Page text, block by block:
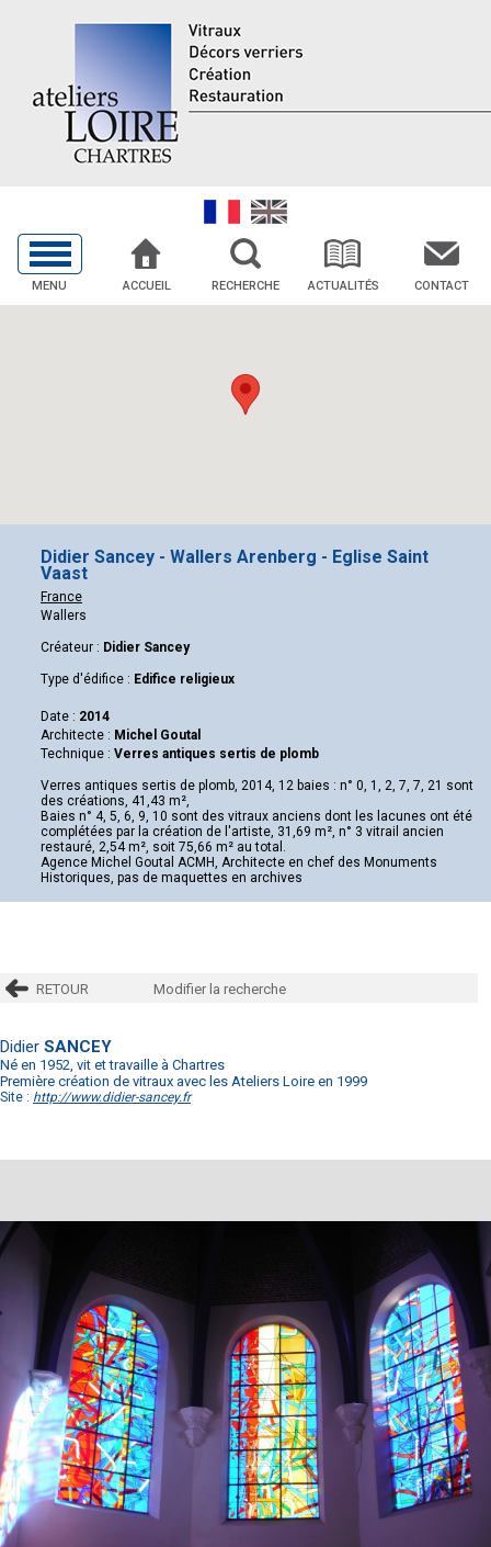
MENU ACCUEIL RECHERCHE ACTUALITÉS CONTACT
Didier Sancey - Wallers Arenberg - Eglise Saint
Vaast
France
Wallers
Créateur : Didier Sancey
Type d'édifice : Edifice religieux
Date : 2014
Architecte : Michel Goutal
Technique : Verres antiques sertis de plomb
Verres antiques sertis de plomb, 2014, 12 baies : n° 0, 1, 2, 7, 7, 21 sont
des créations, 41,43 m²,
Baies n° 4, 5, 6, 9, 10 sont des vitraux anciens dont les lacunes ont été
complétées par la création de l'artiste, 31,69 m², n° 3 vitrail ancien
restauré, 2,54 m², soit 75,66 m² au total.
Agence Michel Goutal ACMH, Architecte en chef des Monuments
Historiques, pas de maquettes en archives
RETOUR Modifier la recherche
Didier SANCEY
Né en 1952, vit et travaille à Chartres
Première création de vitraux avec les Ateliers Loire en 1999
Site : http://www.didier-sancey.fr